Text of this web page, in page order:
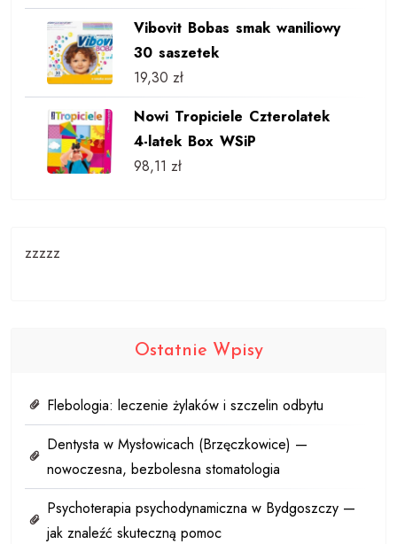
Vibovit Bobas smak waniliowy
30 saszetek
19,30 zł
Nowi Tropiciele Czterolatek
4-latek Box WSiP
98,11 zł
zzzzz
Ostatnie Wpisy
Flebologia: leczenie żylaków i szczelin odbytu
Dentysta w Mysłowicach (Brzęczkowice) —
nowoczesna, bezbolesna stomatologia
Psychoterapia psychodynamiczna w Bydgoszczy —
jak znaleźć skuteczną pomoc